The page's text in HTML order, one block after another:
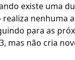
existe uma
nenhuma
para as
mas não cria